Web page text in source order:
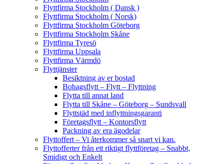
Flyttfirma Stockholm ( Dansk )
Flyttfirma Stockholm ( Norsk)
Flyttfirma Stockholm Göteborg
Flyttfirma Stockholm Skåne
Flyttfirma Tyresö
Flyttfirma Uppsala
Flyttfirma Värmdö
Flyttjänster
Besiktning av er bostad
Bohagsflytt – Flytt – Flyttning
Flytta till annat land
Flytta till Skåne – Göteborg – Sundsvall
Flyttstäd med inflyttningsgaranti
Företagsflytt – Kontorsflytt
Packning av era ägodelar
Flyttoffert – Vi återkommer så snart vi kan.
Flyttofferter från ett riktigt flyttföretag – Snabbt,
Smidigt och Enkelt